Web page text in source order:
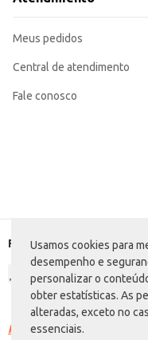
Usamos cookies para
desempenho e
personalizar o
obter estatísticas. As
alteradas, exceto no
essenciais.
Também adequada para uso
Com a Batedeira Planetária
Meus pedidos
Central de atendimento
Fale conosco
Formas de pagamento
Racismo é crime.